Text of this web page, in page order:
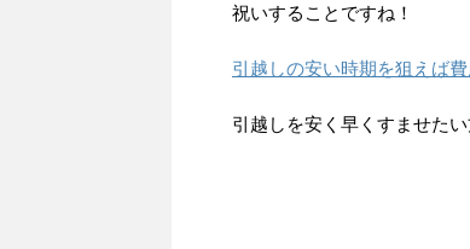
祝いすることですね！
引越しの安い時期を狙えば費
引越しを安く早くすませた